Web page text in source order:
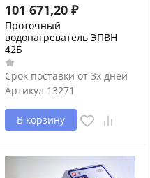
101 671,20 ₽
Проточный
водонагреватель ЭПВН
42Б
Срок поставки от 3х дней
Артикул 13271
В корзину